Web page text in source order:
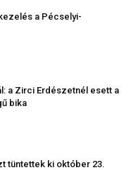
a Pécselyi-
a Zirci Erdészetnél esett a
bika
tüntettek ki október 23.